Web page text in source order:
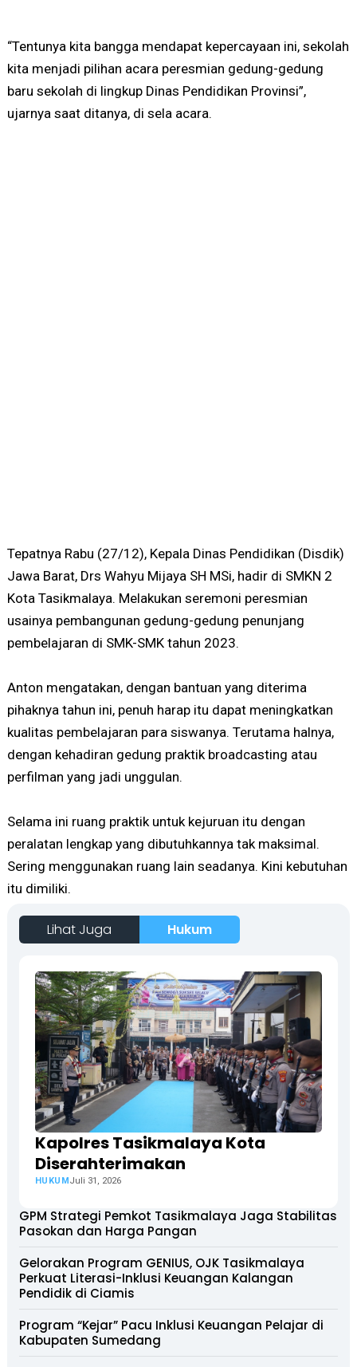
“Tentunya kita bangga mendapat kepercayaan ini, sekolah
kita menjadi pilihan acara peresmian gedung-gedung
baru sekolah di lingkup Dinas Pendidikan Provinsi”,
ujarnya saat ditanya, di sela acara.
Tepatnya Rabu (27/12), Kepala Dinas Pendidikan (Disdik)
Jawa Barat, Drs Wahyu Mijaya SH MSi, hadir di SMKN 2
Kota Tasikmalaya. Melakukan seremoni peresmian
usainya pembangunan gedung-gedung penunjang
pembelajaran di SMK-SMK tahun 2023.
Anton mengatakan, dengan bantuan yang diterima
pihaknya tahun ini, penuh harap itu dapat meningkatkan
kualitas pembelajaran para siswanya. Terutama halnya,
dengan kehadiran gedung praktik broadcasting atau
perfilman yang jadi unggulan.
Selama ini ruang praktik untuk kejuruan itu dengan
peralatan lengkap yang dibutuhkannya tak maksimal.
Sering menggunakan ruang lain seadanya. Kini kebutuhan
itu dimiliki.
Lihat Juga Hukum
Kapolres Tasikmalaya Kota
Diserahterimakan
HUKUM Juli 31, 2026
GPM Strategi Pemkot Tasikmalaya Jaga Stabilitas
Pasokan dan Harga Pangan
Gelorakan Program GENIUS, OJK Tasikmalaya
Perkuat Literasi-Inklusi Keuangan Kalangan
Pendidik di Ciamis
Program “Kejar” Pacu Inklusi Keuangan Pelajar di
Kabupaten Sumedang